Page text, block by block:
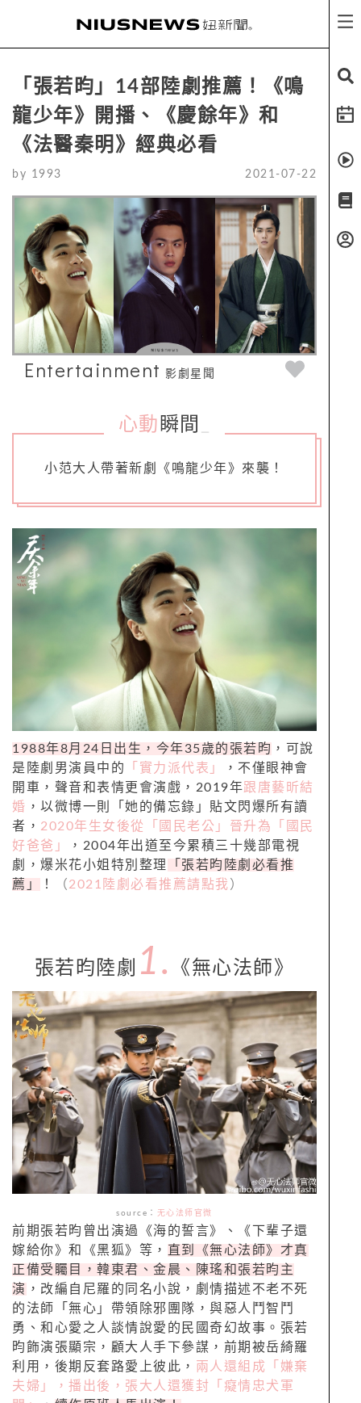
「張若昀」14部陸劇推薦！《鳴
龍少年》開播、《慶餘年》和
《法醫秦明》經典必看
by 1993 2021-07-22
Entertainment 影劇星聞
心動 瞬間
小范大人帶著新劇《鳴龍少年》來襲！
1988年8月 24 日出生，今年35歲的張若昀 ，可說
是陸劇男演員中的
「實力派代表」
，不僅眼神會
開車，聲音和表情更會演戲， 2019年跟唐藝昕結
婚 ，以微博一則「她的備忘錄」貼文閃爆所有讀
者， 2020年生女後從「國民老公」晉升為「國民
好爸爸」
， 2004年出道至今累積三十幾部電視
劇，爆米花小姐特別整理
「張若昀陸劇必看推
薦」
！ （ 2021 陸劇必看推薦請點我 ）
張若昀陸劇 1. 《無心法師》
source ： 无心法师官微
前期張若昀曾出演過《海的誓言》、《下輩子還
嫁給你》和《黑狐》等，
直到《無心法師》才真
正備受矚目，韓東君、金晨、陳瑤和張若昀主
演 ，改編自尼羅的同名小說，劇情描述不老不死
的法師「無心」帶領除邪團隊，與惡人鬥智鬥
勇、和心愛之人談情說愛的民國奇幻故事。張若
昀飾演張顯宗，顧大人手下參謀，前期被岳綺羅
利用，後期反套路愛上彼此， 兩人還組成「嫌棄
夫婦」，播出後，張大人還獲封「癡情忠犬軍